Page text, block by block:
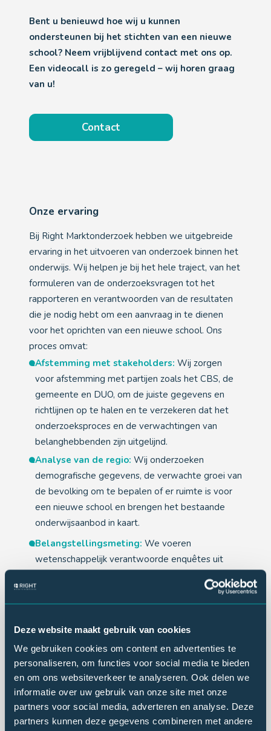
Deze website maakt gebruik van cookies
We gebruiken cookies om content en advertenties te
personaliseren, om functies voor social media te bieden
en om ons websiteverkeer te analyseren. Ook delen we
informatie over uw gebruik van onze site met onze
partners voor social media, adverteren en analyse. Deze
partners kunnen deze gegevens combineren met andere
Bent u benieuwd hoe wij u kunnen
ondersteunen bij het stichten van een nieuwe
school? Neem vrijblijvend contact met ons op.
Een videocall is zo geregeld – wij horen graag
van u!
Contact
Onze ervaring
Bij Right Marktonderzoek hebben we uitgebreide
ervaring in het uitvoeren van onderzoek binnen het
onderwijs. Wij helpen je bij het hele traject, van het
formuleren van de onderzoeksvragen tot het
rapporteren en verantwoorden van de resultaten
die je nodig hebt om een aanvraag in te dienen
voor het oprichten van een nieuwe school. Ons
proces omvat:
Afstemming met stakeholders: Wij zorgen
voor afstemming met partijen zoals het CBS, de
gemeente en DUO, om de juiste gegevens en
richtlijnen op te halen en te verzekeren dat het
onderzoeksproces en de verwachtingen van
belanghebbenden zijn uitgelijnd.
Analyse van de regio: Wij onderzoeken
demografische gegevens, de verwachte groei van
de bevolking om te bepalen of er ruimte is voor
een nieuwe school en brengen het bestaande
onderwijsaanbod in kaart.
Belangstellingsmeting: We voeren
wetenschappelijk verantwoorde enquêtes uit
schoolvoorkeur te peilen.
in een helder en overtuigend rapport dat voldoet
aan de eisen van het ministerie van OCW en
andere relevante instanties.
Contact